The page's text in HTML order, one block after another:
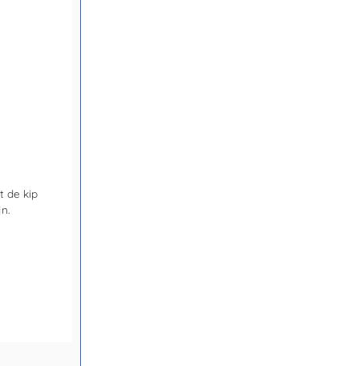
de kip